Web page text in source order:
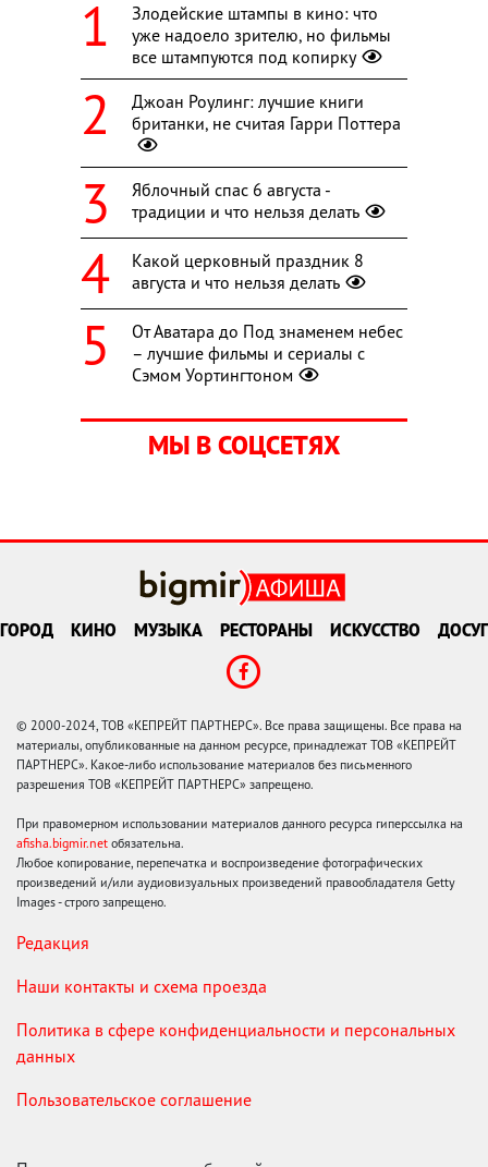
Злодейские штампы в кино: что
уже надоело зрителю, но фильмы
все штампуются под копирку
Джоан Роулинг: лучшие книги
британки, не считая Гарри Поттера
Яблочный спас 6 августа -
традиции и что нельзя делать
Какой церковный праздник 8
августа и что нельзя делать
От Аватара до Под знаменем небес
– лучшие фильмы и сериалы с
Сэмом Уортингтоном
МЫ В СОЦСЕТЯХ
ГОРОД КИНО МУЗЫКА РЕСТОРАНЫ ИСКУССТВО ДОСУГ
© 2000-2024, ТОВ «КЕПРЕЙТ ПАРТНЕРС». Все права защищены. Все права на
материалы, опубликованные на данном ресурсе, принадлежат ТОВ «КЕПРЕЙТ
ПАРТНЕРС». Какое-либо использование материалов без письменного
разрешения ТОВ «КЕПРЕЙТ ПАРТНЕРС» запрещено.
При правомерном использовании материалов данного ресурса гиперссылка на
afisha.bigmir.net обязательна.
Любое копирование, перепечатка и воспроизведение фотографических
произведений и/или аудиовизуальных произведений правообладателя Getty
Images - строго запрещено.
Редакция
Наши контакты и схема проезда
Политика в сфере конфиденциальности и персональных
данных
Пользовательское соглашение